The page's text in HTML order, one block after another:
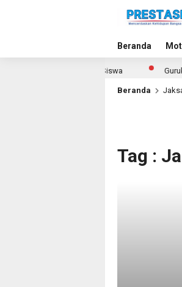
Beranda
Pintar Untuk Semua Siswa Guruku
Beranda
Tag :